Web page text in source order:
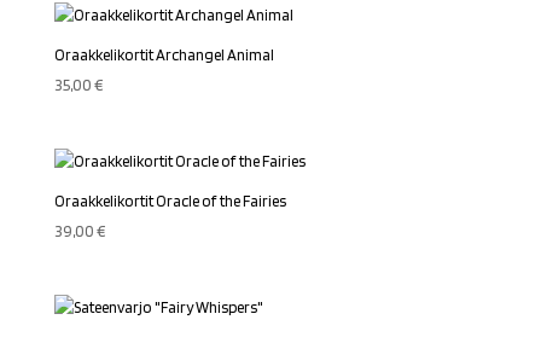
Oraakkelikortit Archangel Animal
35,00€
Oraakkelikortit Oracle of the Fairies
39,00€